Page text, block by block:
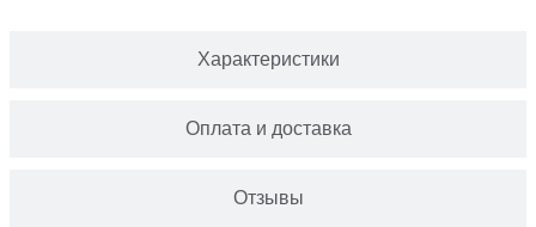
Характеристики
Оплата и доставка
Отзывы